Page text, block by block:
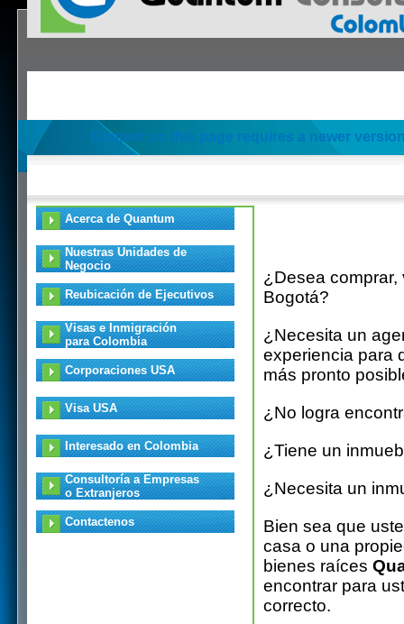
Content on this page requires a newer
Acerca de Quantum
Nuestras Unidades de
Negocio
Reubicación de Ejecutivos
Visas e Inmigración
para Colombia
Corporaciones USA
Visa USA
Interesado en Colombia
Consultoría a Empresas
o Extranjeros
Contactenos
¿Desea
Bogotá?
¿Necesita un
experiencia para
más pronto
¿No logra
¿Tiene un
¿Necesita un
Bien sea que
casa o una
bienes raíces
encontrar para
correcto.